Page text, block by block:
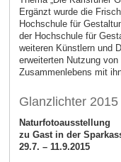
Ergänzt wurde die
Hochschule für
der Hochschule für
weiteren Künstlern und
erweiterten Nutzung
Zusammenlebens mit
Glanzlichter 2015
Naturfotoausstellung
zu Gast in der
29.7. – 11.9.2015